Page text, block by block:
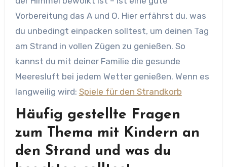
Vorbereitung das A und O. Hier erfährst du, was
du unbedingt einpacken solltest, um deinen Tag
am Strand in vollen Zügen zu genießen. So
kannst du mit deiner Familie die gesunde
Meeresluft bei jedem Wetter genießen. Wenn es
langweilig wird: Spiele für den Strandkorb
Häufig gestellte Fragen
zum Thema mit Kindern an
den Strand und was du